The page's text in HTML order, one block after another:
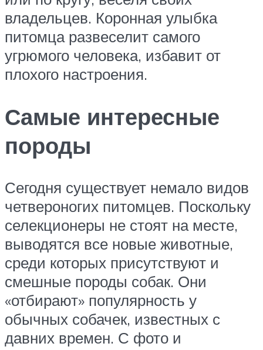
владельцев. Коронная улыбка
питомца развеселит самого
угрюмого человека, избавит от
плохого настроения.
Самые интересные
породы
Сегодня существует немало видов
четвероногих питомцев. Поскольку
селекционеры не стоят на месте,
выводятся все новые животные,
среди которых присутствуют и
смешные породы собак. Они
«отбирают» популярность у
обычных собачек, известных с
давних времен. С фото и